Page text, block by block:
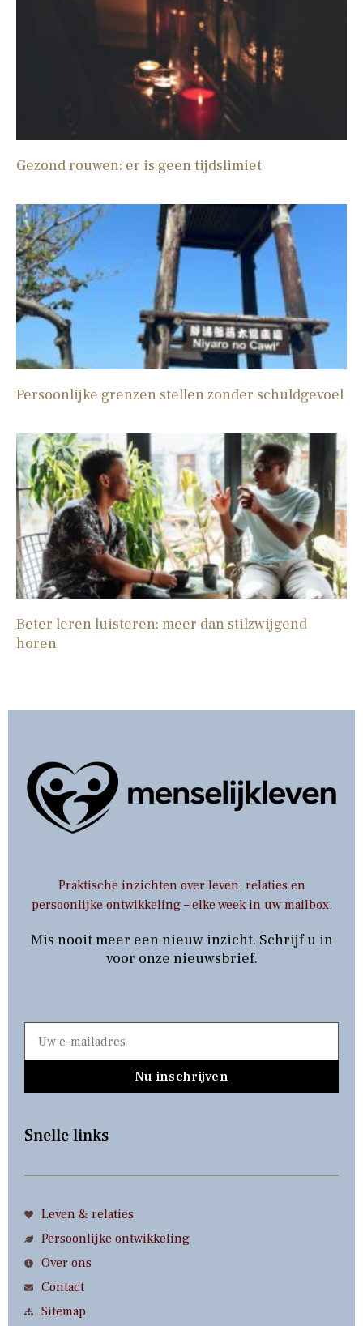
Gezond rouwen: er is geen tijdslimiet
Persoonlijke grenzen stellen zonder schuldgevoel
Beter leren luisteren: meer dan stilzwijgend
horen
Praktische inzichten over leven, relaties en
persoonlijke ontwikkeling – elke week in uw mailbox.
Mis nooit meer een nieuw inzicht. Schrijf u in
voor onze nieuwsbrief.
Nu inschrijven
Snelle links
Leven & relaties
Persoonlijke ontwikkeling
Over ons
Contact
Sitemap